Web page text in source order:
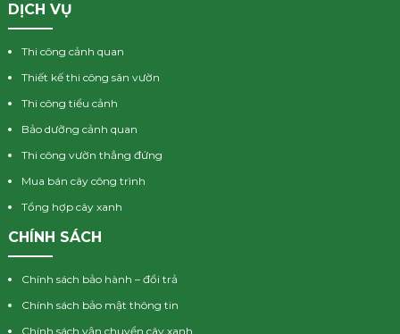
DỊCH VỤ
Thi công cảnh quan
Thiết kế thi công sân vườn
Thi công tiểu cảnh
Bảo dưỡng cảnh quan
Thi công vườn thẳng đứng
Mua bán cây công trình
Tổng hợp cây xanh
CHÍNH SÁCH
Chính sách bảo hành – đổi trả
Chính sách bảo mật thông tin
Chính sách vận chuyển cây xanh